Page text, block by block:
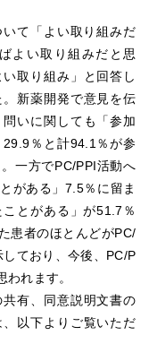
て「よい取り組みだ
よい取り組みだと思
取り組み」と回答し
新薬開発で意見を伝
いに関しても「参加
％と計94.1％が参
一方でPC/PPI活動へ
がある」7.5％に留ま
とがある」が51.7％
患者のほとんどがPC/
ており、今後、PC/P
れます。
有、同意説明文書の
以下よりご覧いただ